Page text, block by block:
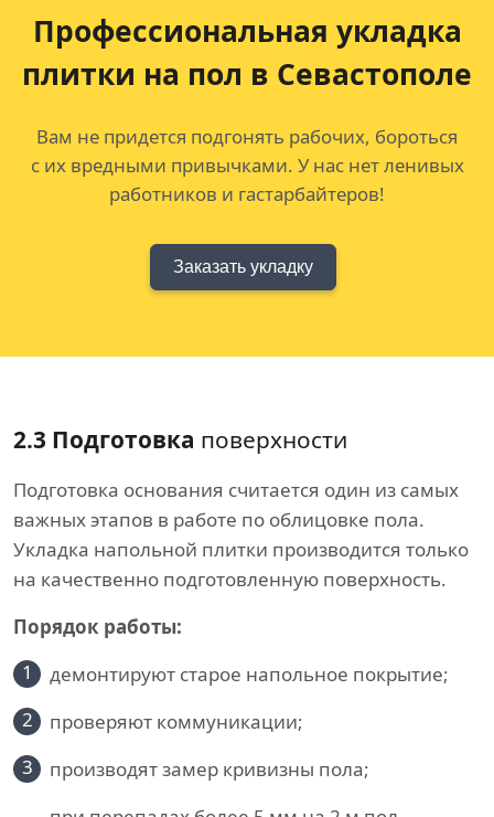
Профессиональная укладка
плитки на пол в Севастополе
Вам не придется подгонять рабочих, бороться
с их вредными привычками. У нас нет ленивых
работников и гастарбайтеров!
Заказать укладку
2.3 Подготовка поверхности
Подготовка основания считается один из самых
важных этапов в работе по облицовке пола.
Укладка напольной плитки производится только
на качественно подготовленную поверхность.
Порядок работы:
1
демонтируют старое напольное покрытие;
2
проверяют коммуникации;
3
производят замер кривизны пола;